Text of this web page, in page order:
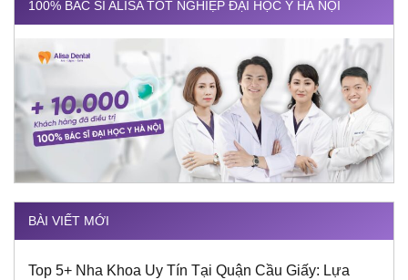
100% BÁC SĨ ALISA TỐT NGHIỆP ĐẠI HỌC Y HÀ NỘI
BÀI VIẾT MỚI
Top 5+ Nha Khoa Uy Tín Tại Quận Cầu Giấy: Lựa